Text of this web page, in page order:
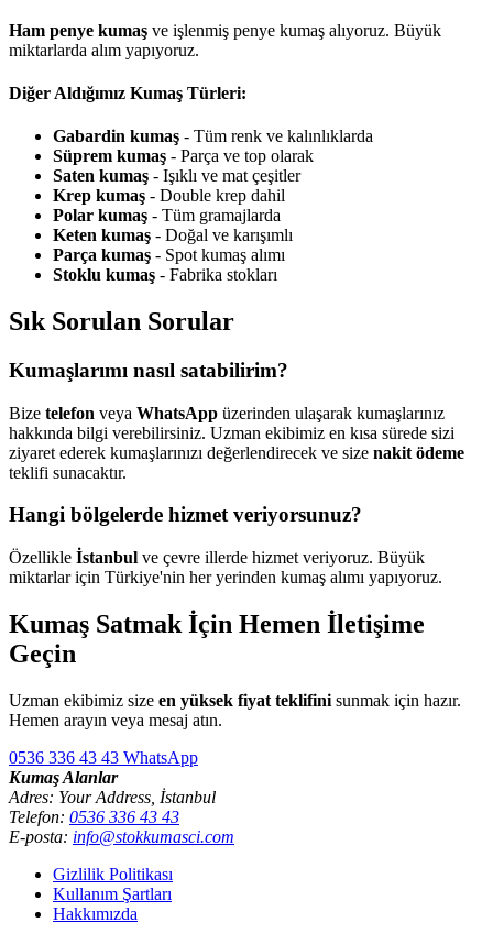
Ham penye kumaş ve işlenmiş penye kumaş alıyoruz. Büyük
miktarlarda alım yapıyoruz.
Diğer Aldığımız Kumaş Türleri:
Gabardin kumaş - Tüm renk ve kalınlıklarda
Süprem kumaş - Parça ve top olarak
Saten kumaş - Işıklı ve mat çeşitler
Krep kumaş - Double krep dahil
Polar kumaş - Tüm gramajlarda
Keten kumaş - Doğal ve karışımlı
Parça kumaş - Spot kumaş alımı
Stoklu kumaş - Fabrika stokları
Sık Sorulan Sorular
Kumaşlarımı nasıl satabilirim?
Bize telefon veya WhatsApp üzerinden ulaşarak kumaşlarınız
hakkında bilgi verebilirsiniz. Uzman ekibimiz en kısa sürede sizi
ziyaret ederek kumaşlarınızı değerlendirecek ve size nakit ödeme
teklifi sunacaktır.
Hangi bölgelerde hizmet veriyorsunuz?
Özellikle İstanbul ve çevre illerde hizmet veriyoruz. Büyük
miktarlar için Türkiye'nin her yerinden kumaş alımı yapıyoruz.
Kumaş Satmak İçin Hemen İletişime
Geçin
Uzman ekibimiz size en yüksek fiyat teklifini sunmak için hazır.
Hemen arayın veya mesaj atın.
0536 336 43 43 WhatsApp
Kumaş Alanlar
Adres: Your Address, İstanbul
Telefon: 0536 336 43 43
E-posta: info@stokkumasci.com
Gizlilik Politikası
Kullanım Şartları
Hakkımızda